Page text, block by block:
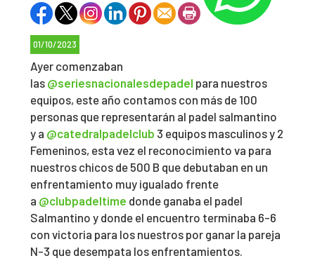
01/10/2023
Ayer comenzaban
las @seriesnacionalesdepadel para nuestros
equipos, este año contamos con más de 100
personas que representarán al padel salmantino
y a @catedralpadelclub 3 equipos masculinos y 2
Femeninos, esta vez el reconocimiento va para
nuestros chicos de 500 B que debutaban en un
enfrentamiento muy igualado frente
a @clubpadeltime donde ganaba el padel
Salmantino y donde el encuentro terminaba 6-6
con victoria para los nuestros por ganar la pareja
N-3 que desempata los enfrentamientos.